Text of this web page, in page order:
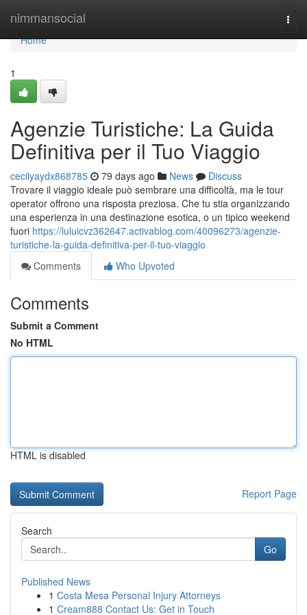
nimmansocial
Home
Home
1
Agenzie Turistiche: La Guida
Definitiva per il Tuo Viaggio
cecilyaydx868785 79 days ago News
Discuss
Trovare il viaggio ideale può sembrare una difficoltà, ma le tour
operator offrono una risposta preziosa. Che tu stia organizzando
una esperienza in una destinazione esotica, o un tipico weekend
fuori https://luluicvz362647.activablog.com/40096273/agenzie-
turistiche-la-guida-definitiva-per-il-tuo-viaggio
Comments
Who Upvoted
Comments
Submit a Comment
No HTML
HTML is disabled
Report Page
Search
Go
Published News
1 Costa Mesa Personal Injury Attorneys
1 Cream888 Contact Us: Get in Touch